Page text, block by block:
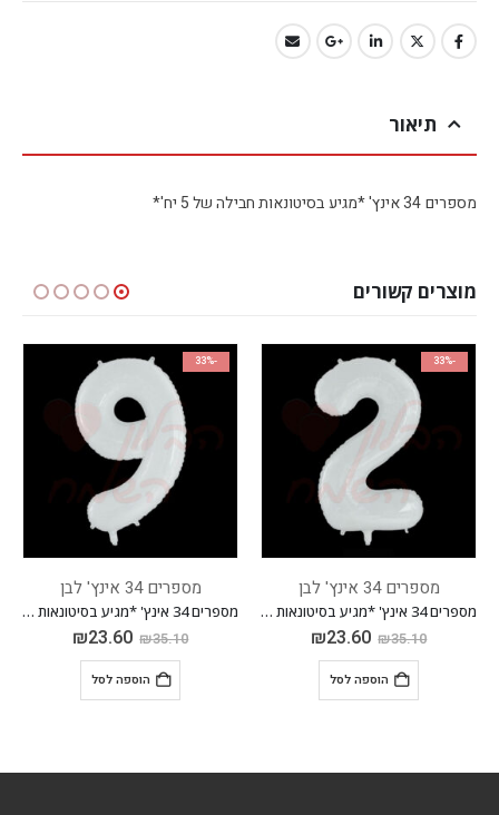
תיאור
מספרים 34 אינץ' *מגיע בסיטונאות חבילה של 5 יח'*
מוצרים קשורים
-33%
מספרים 34 אינץ' לבן
מספרים 34 אינץ' *מגיע בסיטונאות חבילה של 5 יח'*
₪35.10
₪23.60
הוספה לסל
-33%
מספרים 34 אינץ' לבן
מספרים 34 אינץ' *מגיע בסיטונאות חבילה של 5 יח'*
₪35.10
₪23.60
הוספה לסל